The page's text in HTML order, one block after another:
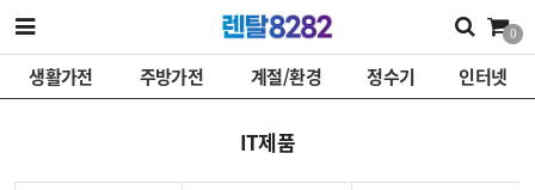
0
생활가전 주방가전 계절/환경 정수기 인터넷
IT제품